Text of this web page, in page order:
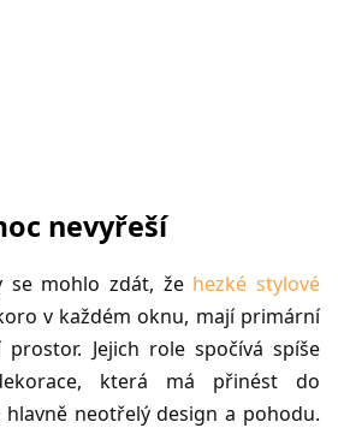
nevyřeší
se mohlo zdát, že hezké stylové
v každém oknu, mají primární
Jejich role spočívá spíše
která má přinést do
neotřelý design a pohodu.